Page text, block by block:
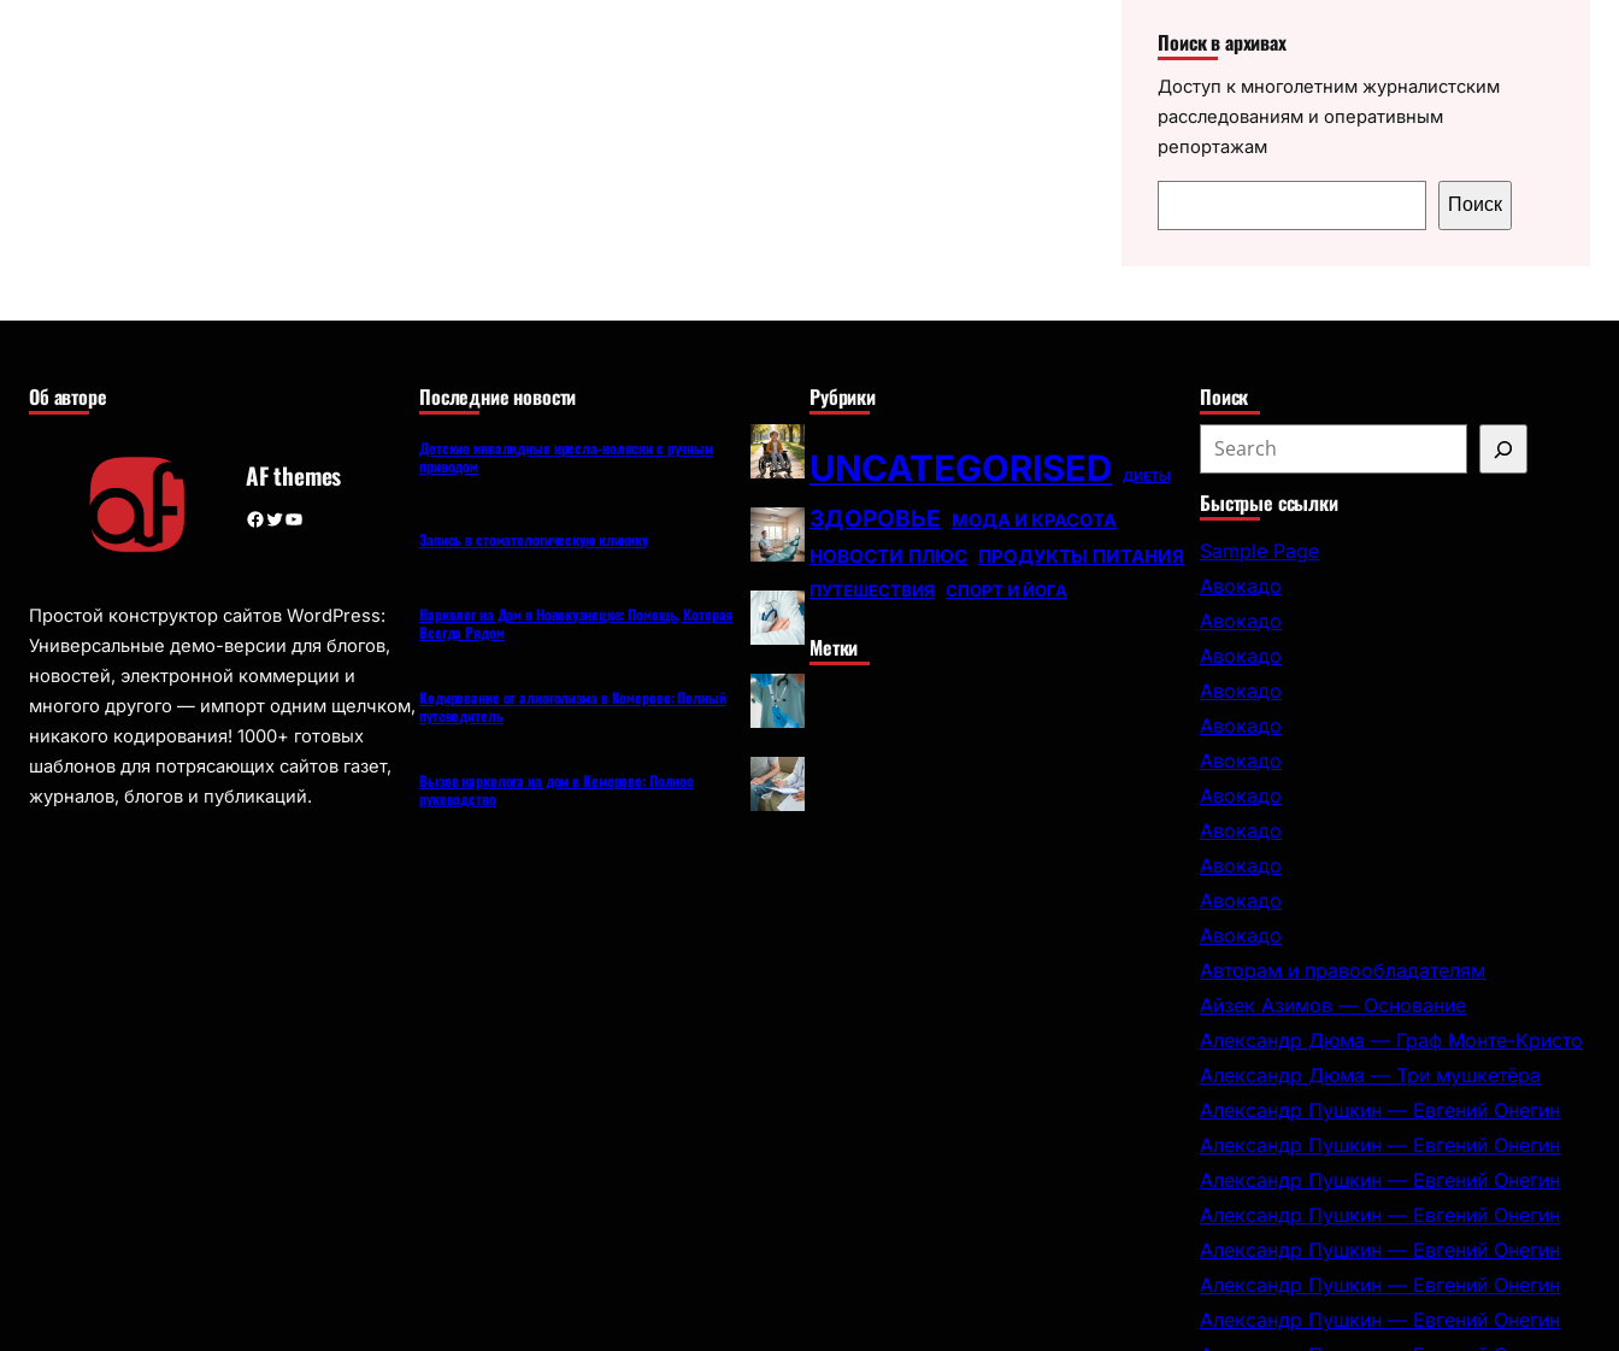
Поиск в архивах
Доступ к многолетним журналистским
расследованиям и оперативным
репортажам
о
Поиск
Об авторе
AF themes
Facebook Twitter YouTube
Простой конструктор сайтов WordPress:
Универсальные демо-версии для блогов,
новостей, электронной коммерции и
многого другого — импорт одним щелчком,
никакого кодирования! 1000+ готовых
шаблонов для потрясающих сайтов газет,
журналов, блогов и публикаций.
Последние новости
Детские инвалидные кресла-коляски с ручным
приводом
Запись в стоматологическую клинику
Нарколог на Дом в Новокузнецке: Помощь, Которая
Всегда Рядом
Кодирование от алкоголизма в Кемерово: Полный
путеводитель
Вызов нарколога на дом в Кемерово: Полное
руководство
Рубрики
UNCATEGORISED ДИЕТЫ
ЗДОРОВЬЕ МОДА И КРАСОТА
НОВОСТИ ПЛЮС ПРОДУКТЫ ПИТАНИЯ
ПУТЕШЕСТВИЯ СПОРТ И ЙОГА
Метки
Поиск
e
a
r
c
h
Быстрые ссылки
Sample Page
Авокадо
Авокадо
Авокадо
Авокадо
Авокадо
Авокадо
Авокадо
Авокадо
Авокадо
Авокадо
Авокадо
Авторам и правообладателям
Айзек Азимов — Основание
Александр Дюма — Граф Монте-Кристо
Александр Дюма — Три мушкетёра
Александр Пушкин — Евгений Онегин
Александр Пушкин — Евгений Онегин
Александр Пушкин — Евгений Онегин
Александр Пушкин — Евгений Онегин
Александр Пушкин — Евгений Онегин
Александр Пушкин — Евгений Онегин
Александр Пушкин — Евгений Онегин